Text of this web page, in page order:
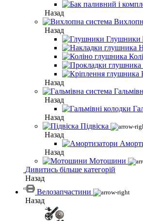
Назад
Назад
Глушники
Назад
Назад
Назад
Підвіска
Назад
Назад
Мотошини
Дивитись більше категорій
Назад
Велозапчастини
Назад